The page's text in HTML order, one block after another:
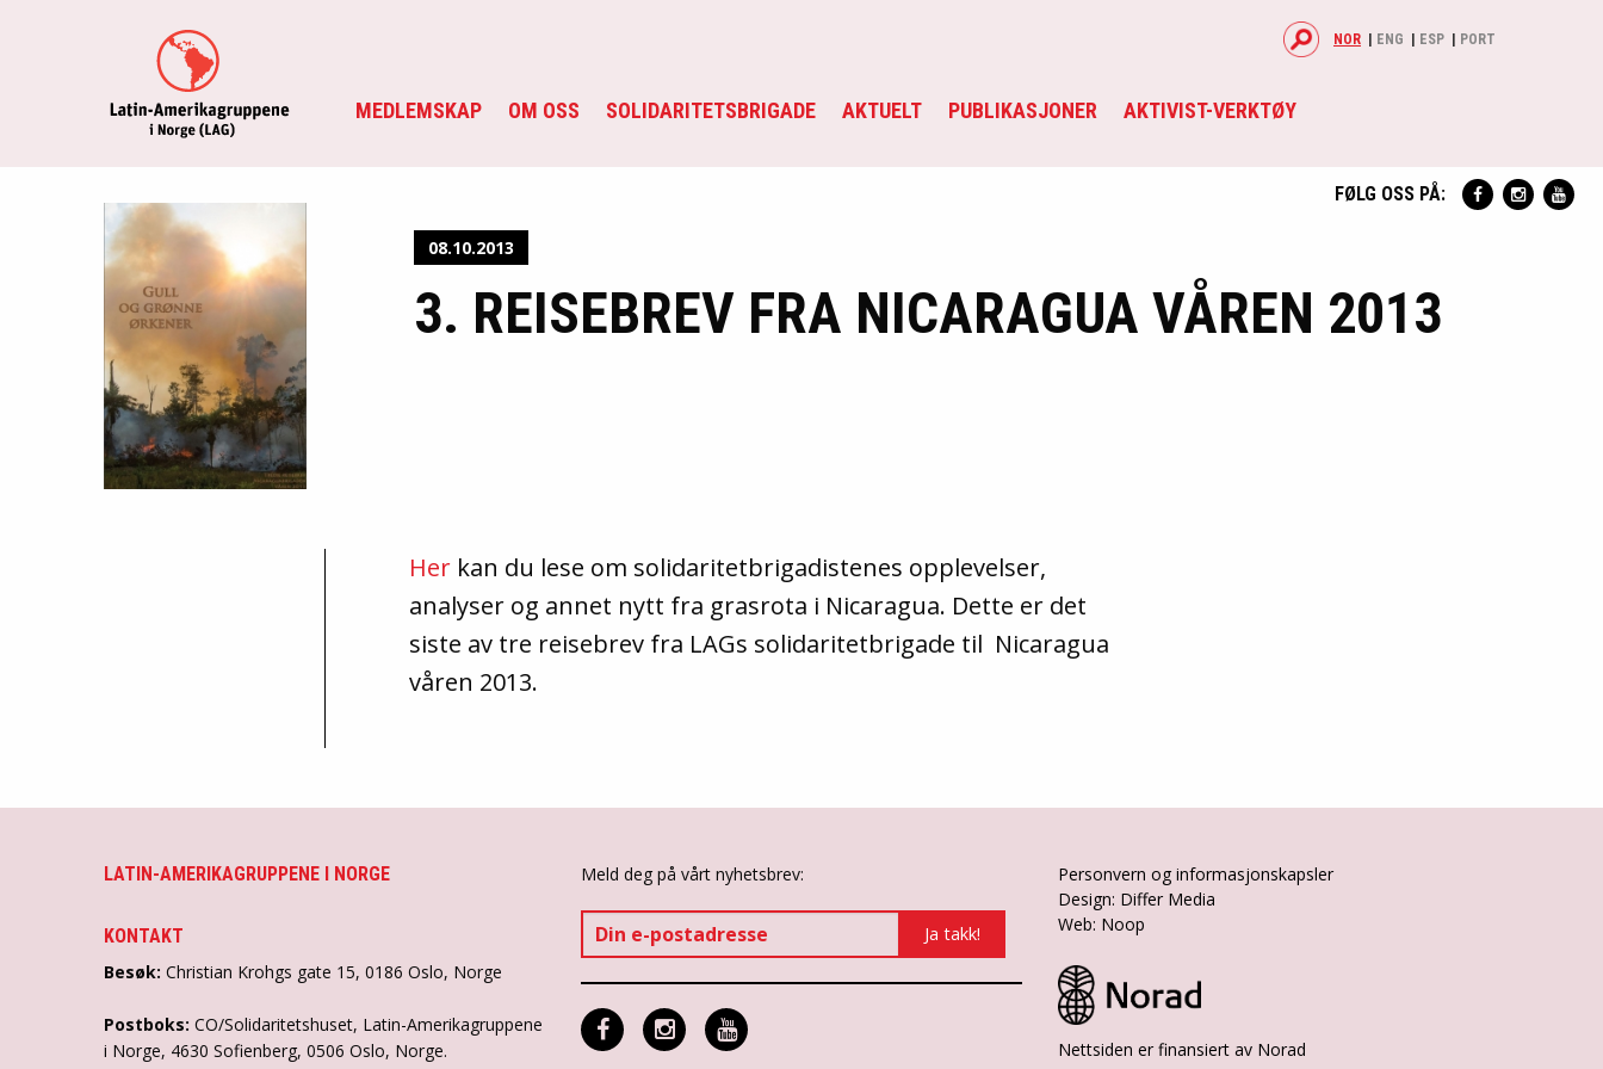
MEDLEMSKAP OM OSS SOLIDARITETSBRIGADE AKTUELT PUBLIKASJONER AKTIVIST-VERKTØY
NOR ENG ESP PORT
FØLG OSS PÅ:
08.10.2013
3. REISEBREV FRA NICARAGUA VÅREN 2013
Her kan du lese om solidaritetbrigadistenes opplevelser,
analyser og annet nytt fra grasrota i Nicaragua. Dette er det
siste av tre reisebrev fra LAGs solidaritetbrigade til Nicaragua
våren 2013.
LATIN-AMERIKAGRUPPENE I NORGE
KONTAKT
Besøk: Christian Krohgs gate 15, 0186 Oslo, Norge
Postboks: CO/Solidaritetshuset, Latin-Amerikagruppene
i Norge, 4630 Sofienberg, 0506 Oslo, Norge.
Meld deg på vårt nyhetsbrev:
Personvern og informasjonskapsler
Design: Differ Media
Web: Noop
Nettsiden er finansiert av Norad